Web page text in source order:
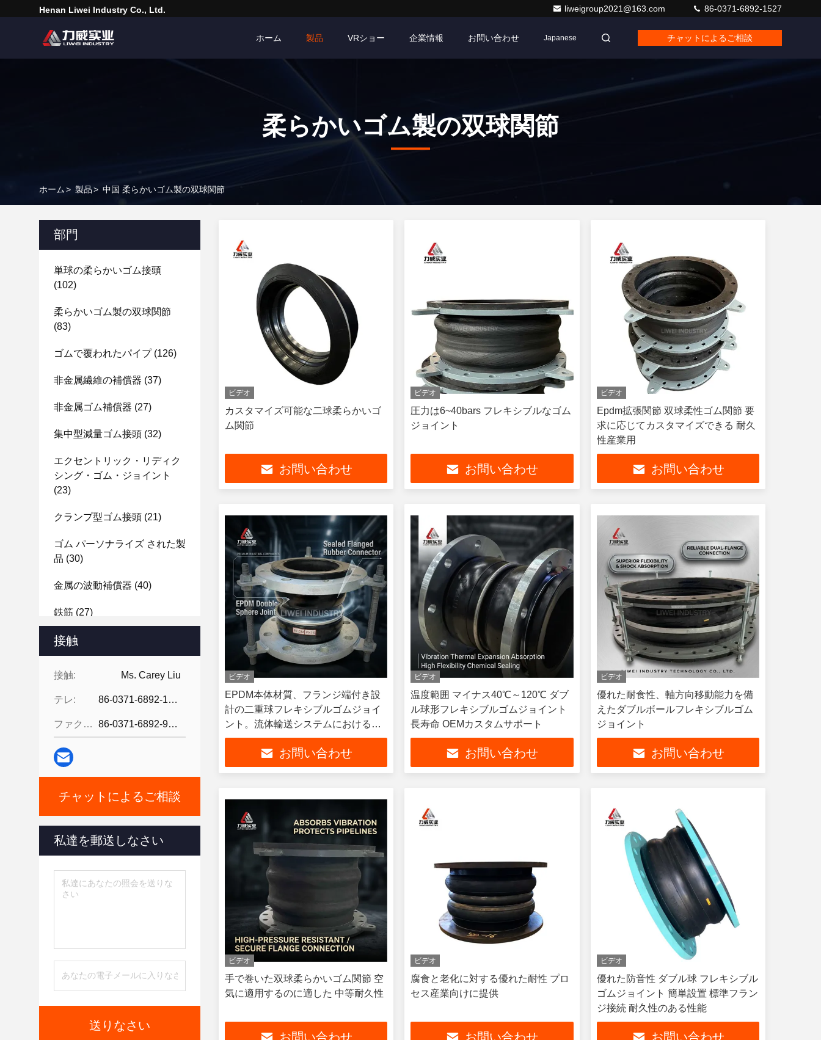
Henan Liwei Industry Co., Ltd. liweigroup2021@163.com 86-0371-6892-1527
ホーム 製品 VRショー 企業情報 お問い合わせ Japanese チャットによるご相談
柔らかいゴム製の双球関節
ホーム> 製品> 中国 柔らかいゴム製の双球関節
部門
単球の柔らかいゴム接頭
(102)
柔らかいゴム製の双球関節
(83)
ゴムで覆われたパイプ(126)
非金属繊維の補償器 (37)
非金属ゴム補償器 (27)
集中型減量ゴム接頭 (32)
エクセントリック・リディク
シング・ゴム・ジョイント
(23)
クランプ型ゴム接頭 (21)
ゴム パーソナライズ された製
品 (30)
金属の波動補償器 (40)
鉄筋 (27)
ゴムシート
接触
接触: Ms. Carey Liu
テレ: 86-0371-6892-1527
ファクシミリ: 86-0371-6892-9024
チャットによるご相談
私達を郵送しなさい
送りなさい
ビデオ
カスタマイズ可能な二球柔らかいゴ
ム関節
お問い合わせ
ビデオ
圧力は6~40bars フレキシブルなゴム
ジョイント
お問い合わせ
ビデオ
Epdm拡張関節 双球柔性ゴム関節 要
求に応じてカスタマイズできる 耐久
性産業用
お問い合わせ
ビデオ
EPDM本体材質、フランジ端付き設
計の二重球フレキシブルゴムジョイ
ント。流体輸送システムにおけるシ
ール性と柔軟性を確保。
お問い合わせ
ビデオ
温度範囲 マイナス40℃～120℃ ダブ
ル球形フレキシブルゴムジョイント
長寿命 OEMカスタムサポート
お問い合わせ
ビデオ
優れた耐食性、軸方向移動能力を備
えたダブルボールフレキシブルゴム
ジョイント
お問い合わせ
ビデオ
手で巻いた双球柔らかいゴム関節 空
気に適用するのに適した 中等耐久性
お問い合わせ
ビデオ
腐食と老化に対する優れた耐性 プロ
セス産業向けに提供
お問い合わせ
ビデオ
優れた防音性 ダブル球 フレキシブル
ゴムジョイント 簡単設置 標準フラン
ジ接続 耐久性のある性能
お問い合わせ